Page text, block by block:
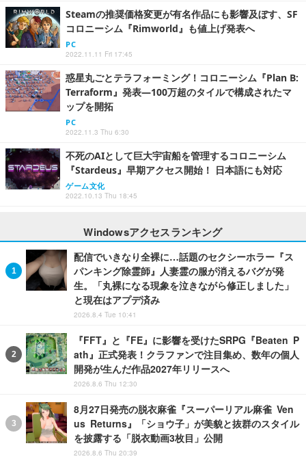
Steamの推奨価格変更が有名作品にも影響及ぼす、SF
コロニーシム『Rimworld』も値上げ発表へ
PC
2022.11.11 Fri 17:45
惑星丸ごとテラフォーミング！コロニーシム『Plan B:
Terraform』発表―100万超のタイルで構成されたマ
ップを開拓
PC
2022.11.3 Thu 6:30
不死のAIとして巨大宇宙船を管理するコロニーシム
『Stardeus』早期アクセス開始！ 日本語にも対応
ゲーム文化
2022.10.13 Thu 18:45
Windowsアクセスランキング
配信でいきなり全裸に…話題のセクシーホラー『ス
パンキング除霊師』人妻霊の服が消えるバグが発
生。「丸裸になる現象を泣きながら修正しました」
と現在はアプデ済み
2026.8.4 Tue 10:41
『FFT』と『FE』に影響を受けたSRPG『Beaten P
ath』正式発表！クラファンで注目集め、数年の個人
開発が生んだ作品2027年リリースへ
2026.8.6 Thu 12:30
8月27日発売の脱衣麻雀『スーパーリアル麻雀 Ven
us Returns』「ショウ子」が美貌と抜群のスタイル
を披露する「脱衣動画3枚目」公開
2026.8.6 Thu 20:39